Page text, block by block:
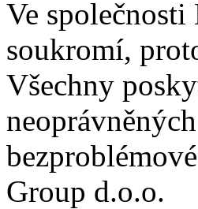
Ve společnosti
soukromí,
Všechny
Group d.o.o.